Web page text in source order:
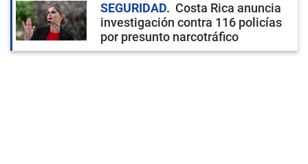
SEGURIDAD
Costa Rica anuncia
investigación contra 116 policías
por presunto narcotráfico